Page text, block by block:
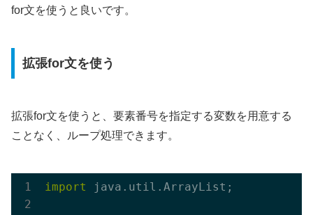
for文を使うと良いです。
拡張for文を使う
拡張for文を使うと、要素番号を指定する変数を用意する
ことなく、ループ処理できます。
import java.util.ArrayList;